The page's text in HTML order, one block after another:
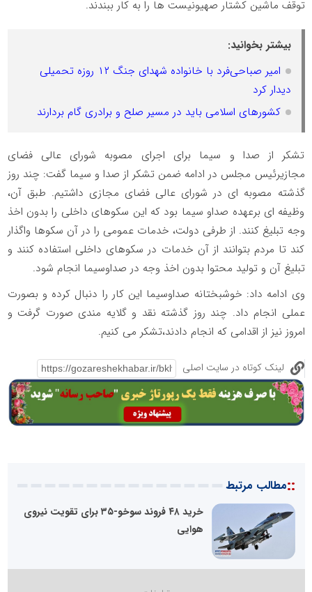
توقف ماشین کشتار صهیونیست ها را به کار ببندند.
بیشتر بخوانید:
امیر صباحی‌فرد با خانواده شهدای جنگ ۱۲ روزه تحمیلی
دیدار کرد
کشور‌های اسلامی باید در مسیر صلح و برادری گام بردارند
تشکر از صدا و سیما برای اجرای مصوبه شورای عالی فضای
مجازیرئیس مجلس در ادامه ضمن تشکر از صدا و سیما گفت: چند روز
گذشته مصوبه ای در شورای عالی فضای مجازی داشتیم. طبق آن،
وظیفه ای برعهده صداو سیما بود که این سکوهای داخلی را بدون اخذ
وجه تبلیغ کنند. از طرفی دولت، خدمات عمومی را در آن سکوها واگذار
کند تا مردم بتوانند از آن خدمات در سکوهای داخلی استفاده کنند و
تبلیغ آن و تولید محتوا بدون اخذ وجه در صداوسیما انجام شود.
وی ادامه داد: خوشبختانه صداوسیما این کار را دنبال کرده و بصورت
عملی انجام داد. چند روز گذشته نقد و گلایه مندی صورت گرفت و
امروز نیز از اقدامی که انجام دادند،تشکر می کنیم.
لینک کوتاه در سایت اصلی
::مطالب مرتبط
خرید ۴۸ فروند سوخو-۳۵ برای تقویت نیروی
هوایی